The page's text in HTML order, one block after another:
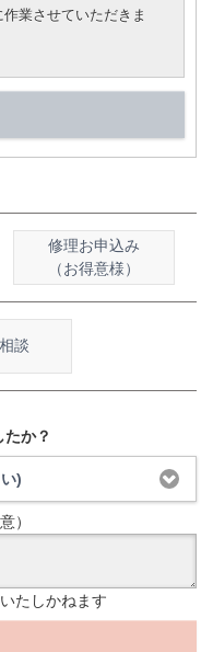
業させていただきま
修理お申込み
（お得意様）
談
か？
)
）
たしかねます